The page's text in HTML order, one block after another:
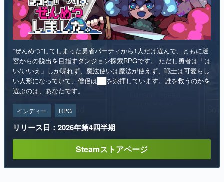
“ぜんめつ”してしまった勇者パーティから1人だけ選んで、ともに迷
宮からの脱出を目指すダンジョン探索RPGです。 ただし勇者は「は
い/いいえ」しか喋れず、魔法使いは魔法が使えず、戦士は可愛らし
い人形になっていて、僧侶は██を崇拝しています。誰を救うのかを
選ぶのは、あなたです。
インディー RPG
リリース日：2026年第4四半期
Steamストアページ